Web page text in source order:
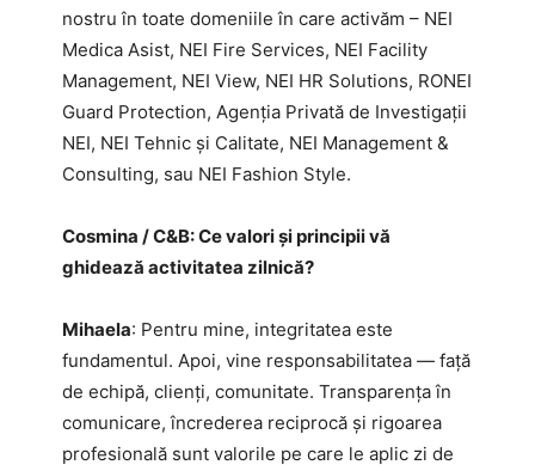
nostru în toate domeniile în care activăm – NEI
Medica Asist, NEI Fire Services, NEI Facility
Management, NEI View, NEI HR Solutions, RONEI
Guard Protection, Agenția Privată de Investigații
NEI, NEI Tehnic şi Calitate, NEI Management &
Consulting, sau NEI Fashion Style.
Cosmina / C&B: Ce valori și principii vă
ghidează activitatea zilnică?
Mihaela: Pentru mine, integritatea este
fundamentul. Apoi, vine responsabilitatea — față
de echipă, clienți, comunitate. Transparența în
comunicare, încrederea reciprocă și rigoarea
profesională sunt valorile pe care le aplic zi de